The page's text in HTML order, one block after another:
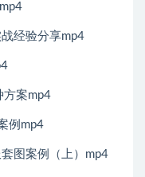
经验分享mp4
方案mp4
例mp4
图案例（上）mp4